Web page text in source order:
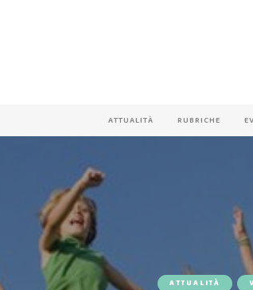
ATTUALITÀ RUBRICHE
ATTUALITÀ